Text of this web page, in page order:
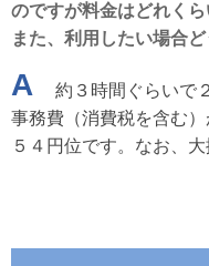
のですが料金はどれく
また、利用したい場合
A
約３時間ぐらいで
事務費（消費税を含む
５４円位です。なお、